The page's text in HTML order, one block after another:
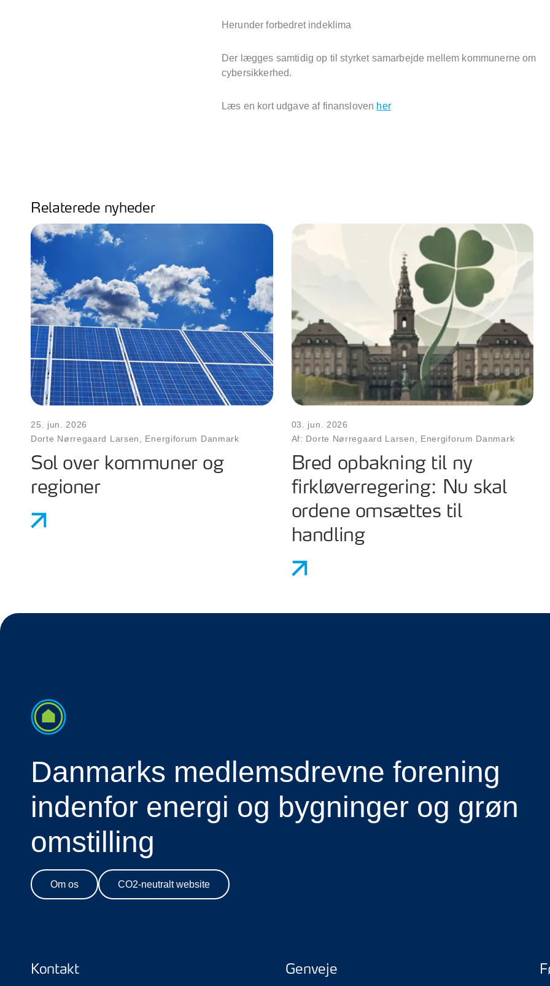
Herunder forbedret indeklima
Der lægges samtidig op til styrket samarbejde mellem kommunerne om
cybersikkerhed.
Læs en kort udgave af finansloven her
Relaterede nyheder
25. jun. 2026
Dorte Nørregaard Larsen, Energiforum Danmark
Sol over kommuner og
regioner
03. jun. 2026
Af: Dorte Nørregaard Larsen, Energiforum Danmark
Bred opbakning til ny
firkløverregering: Nu skal
ordene omsættes til
handling
Danmarks medlemsdrevne forening
indenfor energi og bygninger og grøn
omstilling
Om os CO2-neutralt website
Kontakt Genveje